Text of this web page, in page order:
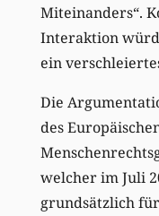
Miteinanders“.
Interaktion
ein
Die
des
welcher im Juli
grundsätzlich